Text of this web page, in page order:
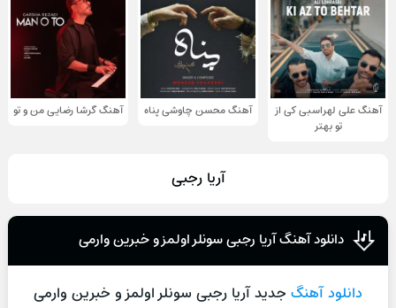
آهنگ علی لهراسبی کی از
تو ‌بهتر
آهنگ محسن چاوشی پناه آهنگ گرشا رضایی من و تو
آریا رجبی
دانلود آهنگ آریا رجبی سونلر اولمز و خبرین وارمی
دانلود آهنگ جدید آریا رجبی سونلر اولمز و خبرین وارمی